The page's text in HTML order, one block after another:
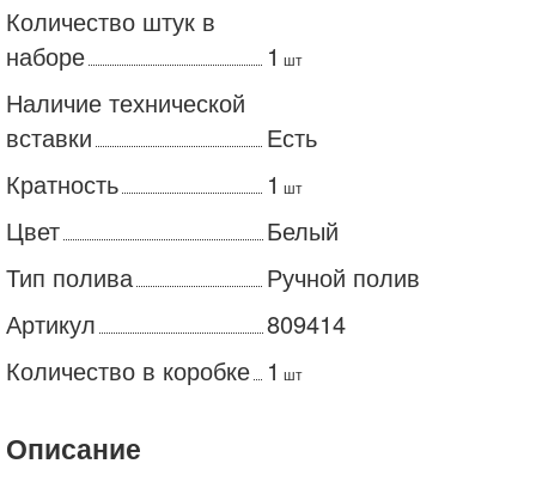
Количество штук в
наборе
1 шт
Наличие технической
вставки
Есть
Кратность
1 шт
Цвет
Белый
Тип полива
Ручной полив
Артикул
809414
Количество в коробке 1 шт
Описание